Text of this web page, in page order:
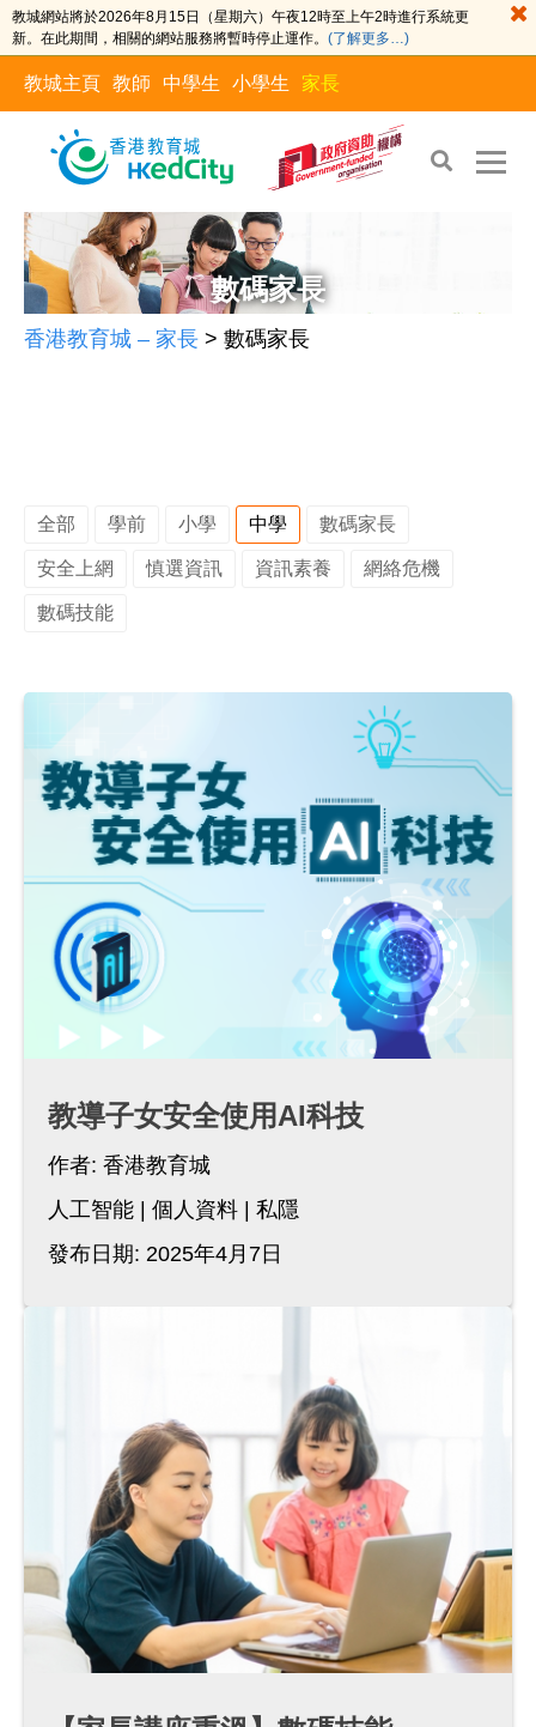
教城網站將於2026年8月15日（星期六）午夜12時至上午2時進行系統更
新。在此期間，相關的網站服務將暫時停止運作。 (了解更多…)
教城主頁 教師 中學生 小學生 家長
Skip
the
content
Skip
content
數碼家長
香港教育城 – 家長 > 數碼家長
全部 學前 小學 中學 數碼家長
安全上網 慎選資訊 資訊素養 網絡危機
數碼技能
教導子女安全使用AI科技
作者: 香港教育城
人工智能
個人資料
私隱
發布日期: 2025年4月7日